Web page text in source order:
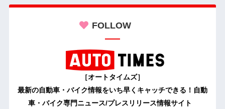
FOLLOW
［オートタイムズ］
最新の自動車・バイク情報をいち早くキャッチできる！自動
車・バイク専門ニュース/プレスリリース情報サイト